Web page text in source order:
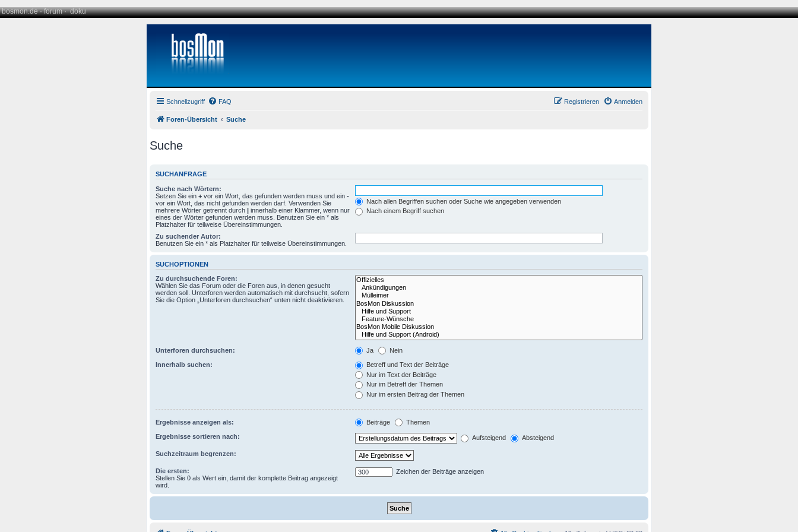
bosmon.de·forum·doku
Schnellzugriff FAQ Anmelden
Registrieren
Foren-Übersicht Suche
Suche
SUCHANFRAGE
Suche nach Wörtern:
Setzen Sie ein + vor ein Wort, das gefunden werden muss und ein -
vor ein Wort, das nicht gefunden werden darf. Verwenden Sie
mehrere Wörter getrennt durch | innerhalb einer Klammer, wenn nur
eines der Wörter gefunden werden muss. Benutzen Sie ein * als
Platzhalter für teilweise Übereinstimmungen.
Nach allen Begriffen suchen oder Suche wie angegeben verwenden
Nach einem Begriff suchen
Zu suchender Autor:
Benutzen Sie ein * als Platzhalter für teilweise Übereinstimmungen.
SUCHOPTIONEN
Zu durchsuchende Foren:
Wählen Sie das Forum oder die Foren aus, in denen gesucht
werden soll. Unterforen werden automatisch mit durchsucht, sofern
Sie die Option „Unterforen durchsuchen“ unten nicht deaktivieren.
Unterforen durchsuchen: Ja Nein
Innerhalb suchen:
Betreff und Text der Beiträge
Nur im Text der Beiträge
Nur im Betreff der Themen
Nur im ersten Beitrag der Themen
Ergebnisse anzeigen als: Beiträge Themen
Ergebnisse sortieren nach: Aufsteigend Absteigend
Suchzeitraum begrenzen:
Die ersten:
Stellen Sie 0 als Wert ein, damit der komplette Beitrag angezeigt
wird.
Zeichen der Beiträge anzeigen